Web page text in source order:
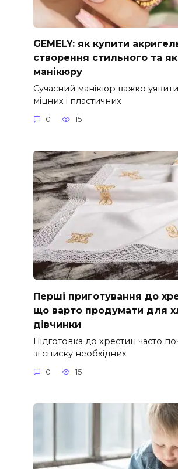
GEMELY: як купити
створення стильного та
манікюру
Сучасний манікюр важко
міцних і пластичних
0 15
Перші приготування до
що варто продумати для
дівчинки
Підготовка до хрестин часто
зі списку необхідних
0 15